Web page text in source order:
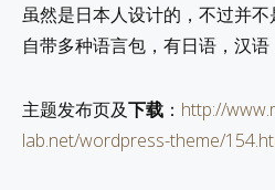
虽然是日本人设计的，不过并
自带多种语言包，有日语，汉语
主题发布页及下载 ： http://
lab.net/wordpress-theme/